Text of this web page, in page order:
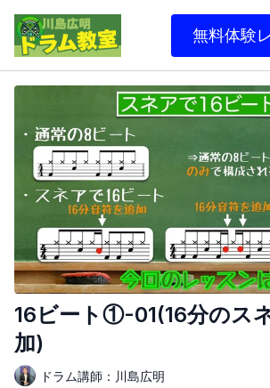
無料体験
16ビート①-01(16分のス
加)
ドラム講師：川島広明